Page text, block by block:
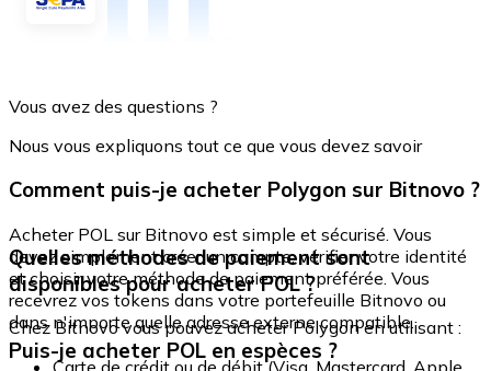
Vous avez des questions ?
Nous vous expliquons tout ce que vous devez savoir
Comment puis-je acheter Polygon sur Bitnovo ?
Acheter POL sur Bitnovo est simple et sécurisé. Vous
devez simplement créer un compte, vérifier votre identité
et choisir votre méthode de paiement préférée. Vous
recevrez vos tokens dans votre portefeuille Bitnovo ou
dans n'importe quelle adresse externe compatible.
Quelles méthodes de paiement sont
disponibles pour acheter POL ?
Chez Bitnovo vous pouvez acheter Polygon en utilisant :
Puis-je acheter POL en espèces ?